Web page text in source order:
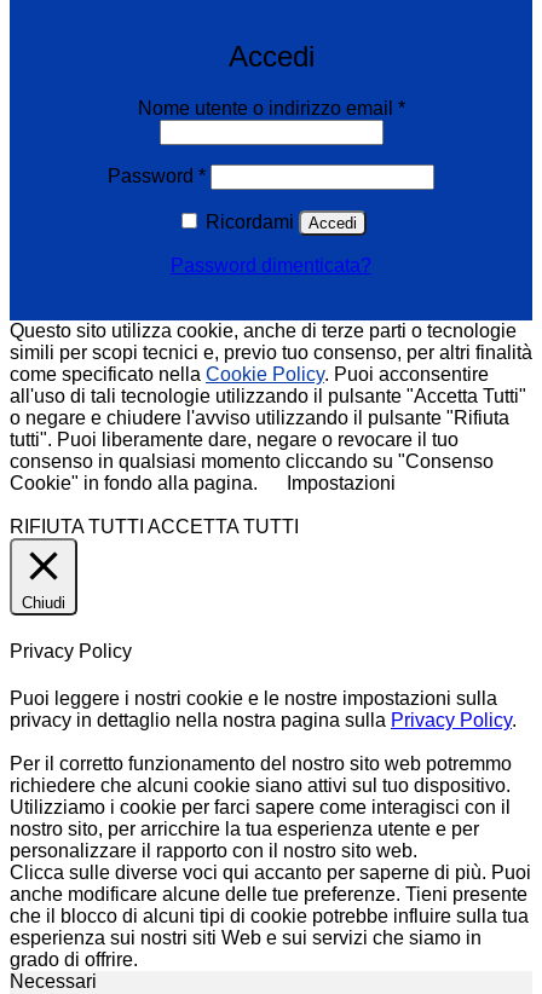
Accedi
Nome utente o indirizzo email *Richiesto
Password *Richiesto
Ricordami Accedi
Password dimenticata?
Questo sito utilizza cookie, anche di terze parti o tecnologie
simili per scopi tecnici e, previo tuo consenso, per altri finalità
come specificato nella Cookie Policy. Puoi acconsentire
all'uso di tali tecnologie utilizzando il pulsante "Accetta Tutti"
o negare e chiudere l'avviso utilizzando il pulsante "Rifiuta
tutti". Puoi liberamente dare, negare o revocare il tuo
consenso in qualsiasi momento cliccando su "Consenso
Cookie" in fondo alla pagina.
Impostazioni
RIFIUTA TUTTI ACCETTA TUTTI
Chiudi
Privacy Policy
Puoi leggere i nostri cookie e le nostre impostazioni sulla
privacy in dettaglio nella nostra pagina sulla Privacy Policy.
Per il corretto funzionamento del nostro sito web potremmo
richiedere che alcuni cookie siano attivi sul tuo dispositivo.
Utilizziamo i cookie per farci sapere come interagisci con il
nostro sito, per arricchire la tua esperienza utente e per
personalizzare il rapporto con il nostro sito web.
Clicca sulle diverse voci qui accanto per saperne di più. Puoi
anche modificare alcune delle tue preferenze. Tieni presente
che il blocco di alcuni tipi di cookie potrebbe influire sulla tua
esperienza sui nostri siti Web e sui servizi che siamo in
grado di offrire.
Necessari